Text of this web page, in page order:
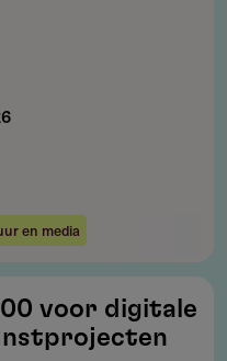
en media
voor digitale